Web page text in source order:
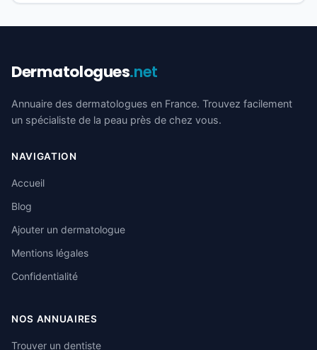
Dermatologues.net
Annuaire des dermatologues en France. Trouvez facilement
un spécialiste de la peau près de chez vous.
NAVIGATION
Accueil
Blog
Ajouter un dermatologue
Mentions légales
Confidentialité
NOS ANNUAIRES
Trouver un dentiste